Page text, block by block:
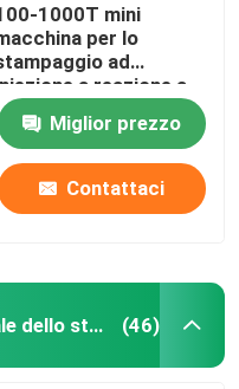
1000T mini
per lo
ad
a reazione a
risparmio energetico
Miglior prezzo
Contattaci
Macchina di gomma verticale dello stampaggio ad iniezione (46)